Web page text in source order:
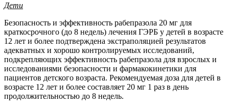
Дети
Безопасность и эффективность рабепразола 20 мг для
краткосрочного (до 8 недель) лечения ГЭРБ у детей в возрасте
12 лет и более подтверждена экстраполяцией результатов
адекватных и хорошо контролируемых исследований,
подкрепляющих эффективность рабепразола для взрослых и
исследованиями безопасности и фармакокинетики для
пациентов детского возраста. Рекомендуемая доза для детей в
возрасте 12 лет и более составляет 20 мг 1 раз в день
продолжительностью до 8 недель.